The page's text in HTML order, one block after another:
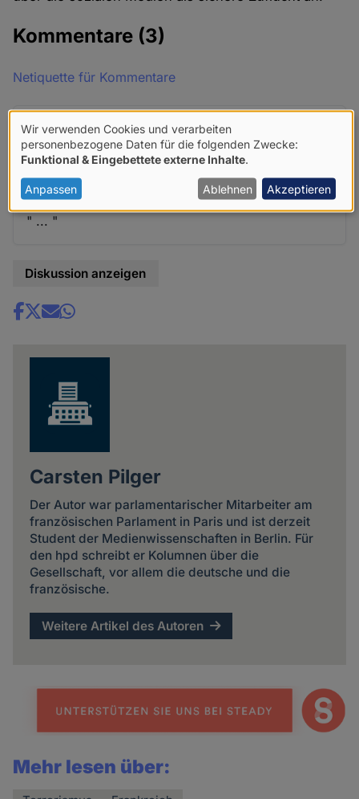
Kommentare (3)
Netiquette für Kommentare
Bernd Kammermeier (nicht überprüft)
Sa. 14 Nov 2015 - 11:19
" ... "
" ... "
Diskussion anzeigen
Share
Carsten Pilger
Der Autor war parlamentarischer Mitarbeiter am
französischen Parlament in Paris und ist derzeit
Student der Medienwissenschaften in Berlin. Für
den hpd schreibt er Kolumnen über die
Gesellschaft, vor allem die deutsche und die
französische.
Weitere Artikel des Autoren
Mehr lesen über:
Verwendung
von
personenbezogenen
Daten
Wir verwenden Cookies und verarbeiten
personenbezogene Daten für die folgenden Zwecke:
Funktional & Eingebettete externe Inhalte.
Anpassen Ablehnen Akzeptieren